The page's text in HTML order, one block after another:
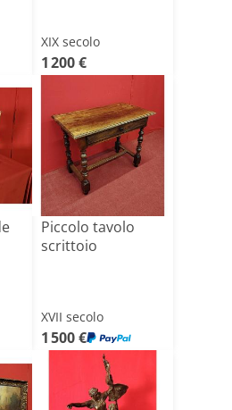
XIX secolo
1 200 €
Piccolo tavolo
scrittoio
XVII secolo
1 500 €